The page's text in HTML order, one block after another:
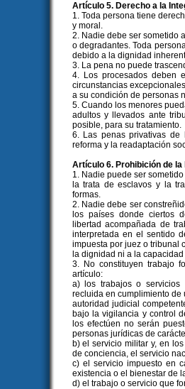
Artículo 5. Derecho a la
1. Toda persona tiene
y moral.
2. Nadie debe ser sometido
o degradantes. Toda
debido a la dignidad
3. La pena no puede
4. Los procesados deben
circunstancias
a su condición de personas
5. Cuando los menores
adultos y llevados ante
posible, para su tratamiento.
6. Las penas privativas de
reforma y la readaptación
Artículo 6. Prohibición de
1. Nadie puede ser
la trata de esclavos y la
formas.
2. Nadie debe ser
los países donde ciertos
libertad acompañada de
interpretada en el sentido
impuesta por juez o tribunal
la dignidad ni a la
3. No constituyen trabajo
artículo:
a) los trabajos o servicios
recluida en cumplimiento de
autoridad judicial
bajo la vigilancia y control
los efectúen no serán
personas jurídicas de
b) el servicio militar y, en
de conciencia, el servicio
c) el servicio impuesto en
existencia o el bienestar de
d) el trabajo o servicio que